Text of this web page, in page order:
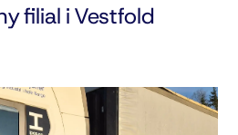
filial i Vestfold